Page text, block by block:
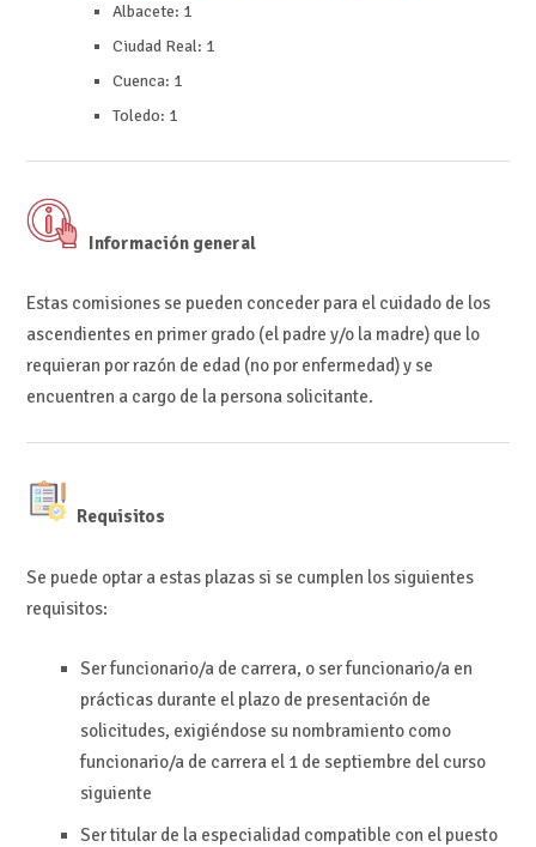
Albacete: 1
Ciudad Real: 1
Cuenca: 1
Toledo: 1
Información general
Estas comisiones se pueden conceder para el cuidado de los
ascendientes en primer grado (el padre y/o la madre) que lo
requieran por razón de edad (no por enfermedad) y se
encuentren a cargo de la persona solicitante.
Requisitos
Se puede optar a estas plazas si se cumplen los siguientes
requisitos:
Ser funcionario/a de carrera, o ser funcionario/a en
prácticas durante el plazo de presentación de
solicitudes, exigiéndose su nombramiento como
funcionario/a de carrera el 1 de septiembre del curso
siguiente
Ser titular de la especialidad compatible con el puesto